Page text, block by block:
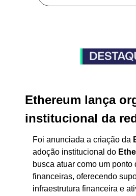
Ethereum lança
institucional da
Foi anunciada a criação da
adoção institucional do
busca atuar como um
financeiras, oferecendo
infraestrutura financeira e